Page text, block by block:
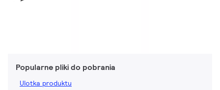
Popularne pliki do pobrania
Ulotka produktu